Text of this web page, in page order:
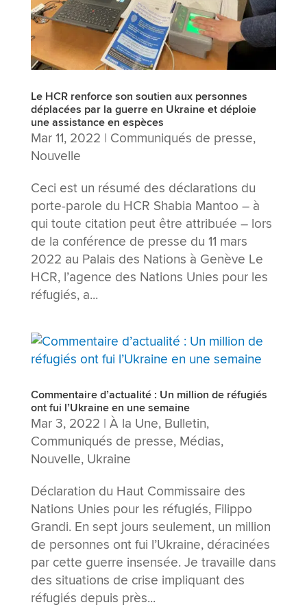
Le HCR renforce son soutien aux personnes
déplacées par la guerre en Ukraine et déploie
une assistance en espèces
Mar 11, 2022 | Communiqués de presse,
Nouvelle
Ceci est un résumé des déclarations du
porte-parole du HCR Shabia Mantoo – à
qui toute citation peut être attribuée – lors
de la conférence de presse du 11 mars
2022 au Palais des Nations à Genève Le
HCR, l’agence des Nations Unies pour les
réfugiés, a...
Commentaire d’actualité : Un million de réfugiés
ont fui l’Ukraine en une semaine
Mar 3, 2022 | À la Une, Bulletin,
Communiqués de presse, Médias,
Nouvelle, Ukraine
Déclaration du Haut Commissaire des
Nations Unies pour les réfugiés, Filippo
Grandi. En sept jours seulement, un million
de personnes ont fui l’Ukraine, déracinées
par cette guerre insensée. Je travaille dans
des situations de crise impliquant des
réfugiés depuis près...